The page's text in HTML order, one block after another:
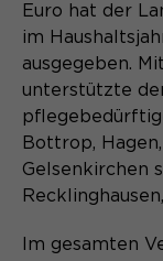
Zweck
Name
Anbieter
Laufzeit
Zweck
Cookie-
Diese Cookies
Übersetzung
Name
Anbieter
Cookie-
Euro hat der
im
ausgegeben.
unterstützte
Bottrop,
Gelsenkirchen
Im gesamten